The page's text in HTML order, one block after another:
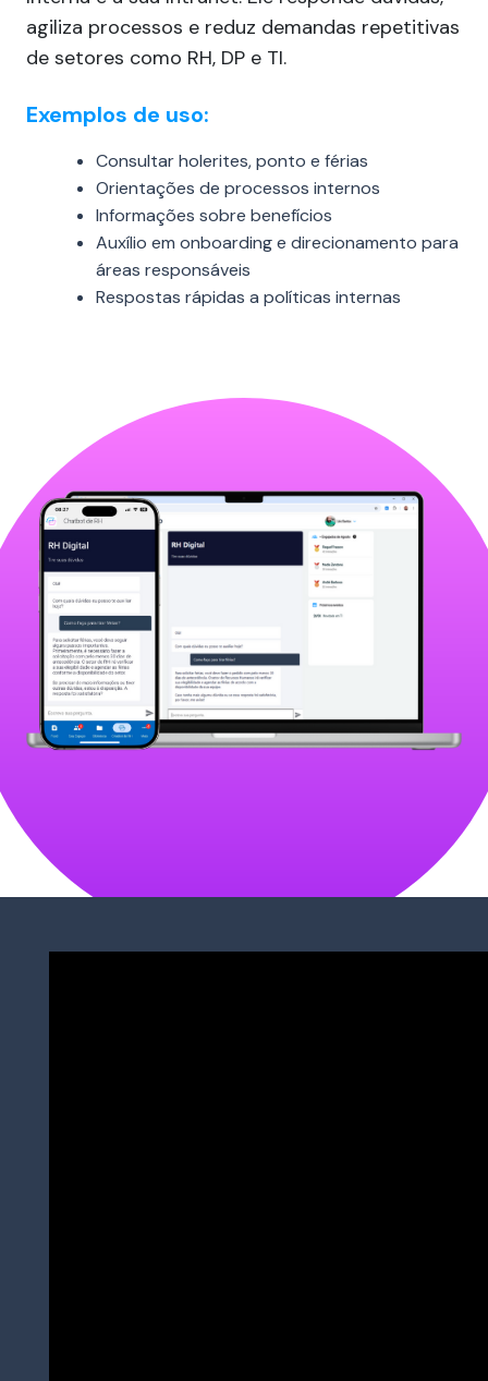
agiliza processos e reduz demandas repetitivas
de setores como RH, DP e TI.
Exemplos de uso:
Consultar holerites, ponto e férias
Orientações de processos internos
Informações sobre benefícios
Auxílio em onboarding e direcionamento para
áreas responsáveis
Respostas rápidas a políticas internas